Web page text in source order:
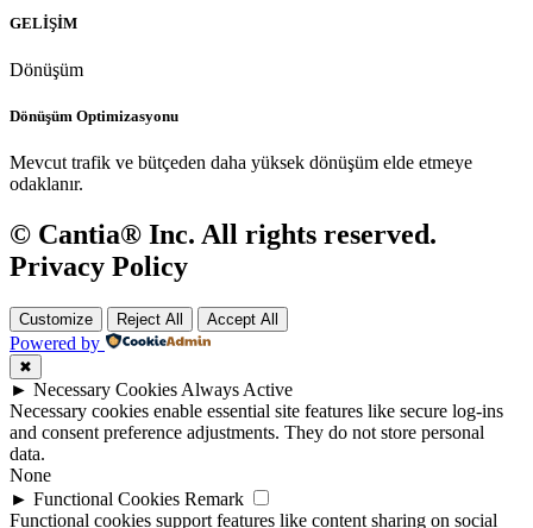
GELİŞİM
Dönüşüm
Dönüşüm Optimizasyonu
Mevcut trafik ve bütçeden daha yüksek dönüşüm elde etmeye
odaklanır.
© Cantia® Inc. All rights reserved.
Privacy Policy
Customize Reject All Accept All
Powered by
✖
► Necessary Cookies Always Active
Necessary cookies enable essential site features like secure log-ins
and consent preference adjustments. They do not store personal
data.
None
► Functional Cookies Remark
Functional cookies support features like content sharing on social